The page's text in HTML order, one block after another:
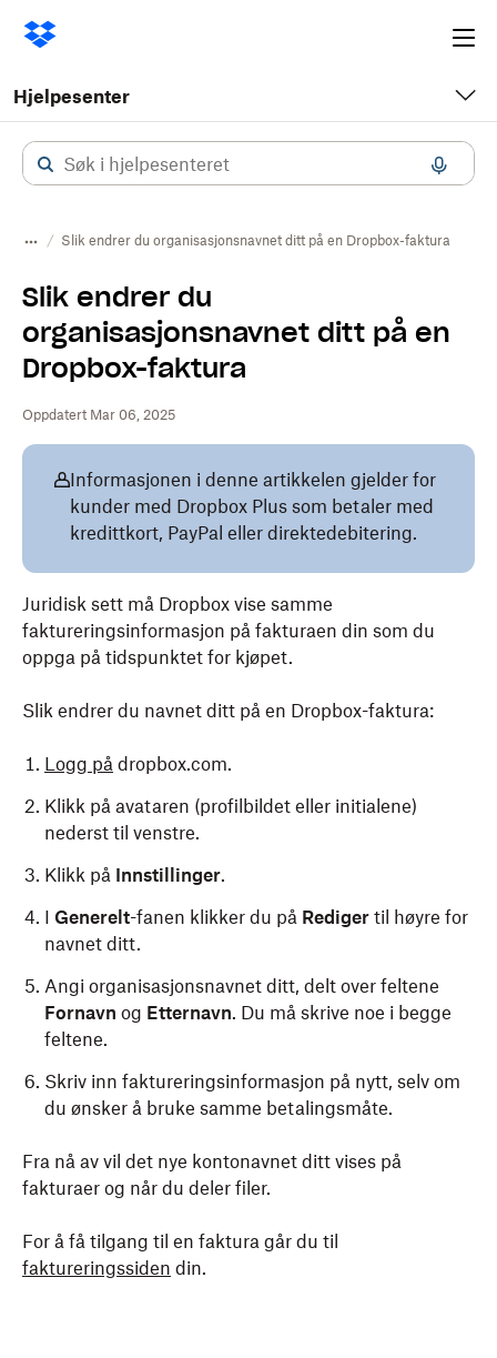
Hjelpesenter
Slik endrer du organisasjonsnavnet ditt på en Dropbox-faktura
Slik endrer du
organisasjonsnavnet ditt på en
Dropbox-faktura
Oppdatert Mar 06, 2025
Informasjonen i denne artikkelen gjelder for
kunder med Dropbox Plus som betaler med
kredittkort, PayPal eller direktedebitering.
Juridisk sett må Dropbox vise samme
faktureringsinformasjon på fakturaen din som du
oppga på tidspunktet for kjøpet.
Slik endrer du navnet ditt på en Dropbox-faktura:
Logg på dropbox.com.
Klikk på avataren (profilbildet eller initialene)
nederst til venstre.
Klikk på Innstillinger.
I Generelt-fanen klikker du på Rediger til høyre for
navnet ditt.
Angi organisasjonsnavnet ditt, delt over feltene
Fornavn og Etternavn. Du må skrive noe i begge
feltene.
Skriv inn faktureringsinformasjon på nytt, selv om
du ønsker å bruke samme betalingsmåte.
Fra nå av vil det nye kontonavnet ditt vises på
fakturaer og når du deler filer.
For å få tilgang til en faktura går du til
faktureringssiden din.